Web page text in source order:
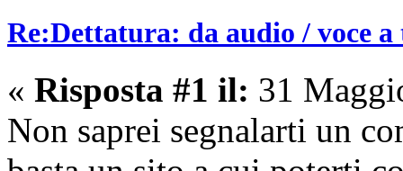
Re:Dettatura: da audio / voce a
« Risposta #1 il: 31
Non saprei segnalarti un